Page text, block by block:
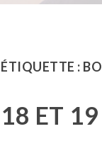
ÉTIQUETTE :
18 ET